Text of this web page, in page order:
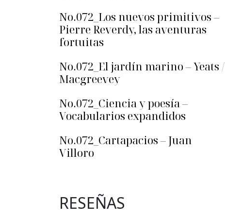
No.072_Los nuevos primitivos –
Pierre Reverdy, las aventuras
fortuitas
No.072_El jardín marino – Yeats /
Macgreevey
No.072_Ciencia y poesía –
Vocabularios expandidos
No.072_Cartapacios – Juan
Villoro
RESEÑAS